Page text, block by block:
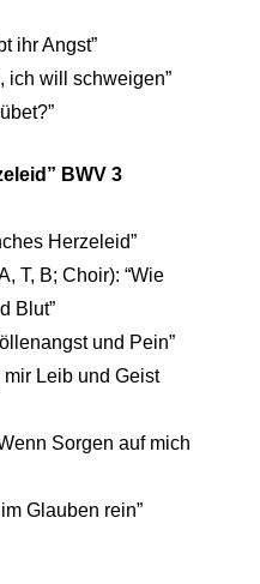
ihr Angst”
ich will schweigen”
BWV 3
Herzeleid”
T, B; Choir): “Wie
Blut”
und Pein”
mir Leib und Geist
Sorgen auf mich
Glauben rein”